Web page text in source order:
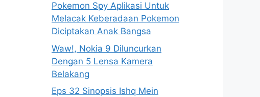
Pokemon Spy Aplikasi Untuk
Melacak Keberadaan Pokemon
Diciptakan Anak Bangsa
Waw!, Nokia 9 Diluncurkan
Dengan 5 Lensa Kamera
Belakang
Eps 32 Sinopsis Ishq Mein